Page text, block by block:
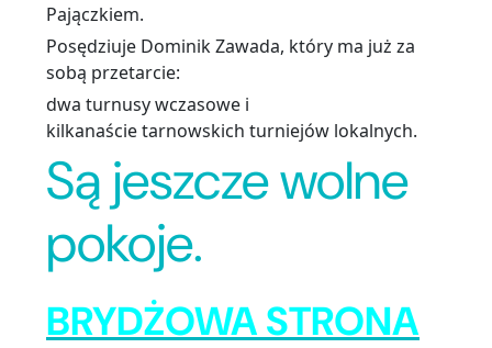
Pajączkiem.
Posędziuje Dominik Zawada, który ma już za
sobą przetarcie:
dwa turnusy wczasowe i
kilkanaście tarnowskich turniejów lokalnych.
Są jeszcze wolne
pokoje.
BRYDŻOWA STRONA